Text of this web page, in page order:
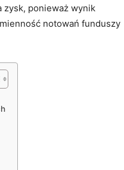
zysk, ponieważ wynik
notowań funduszy